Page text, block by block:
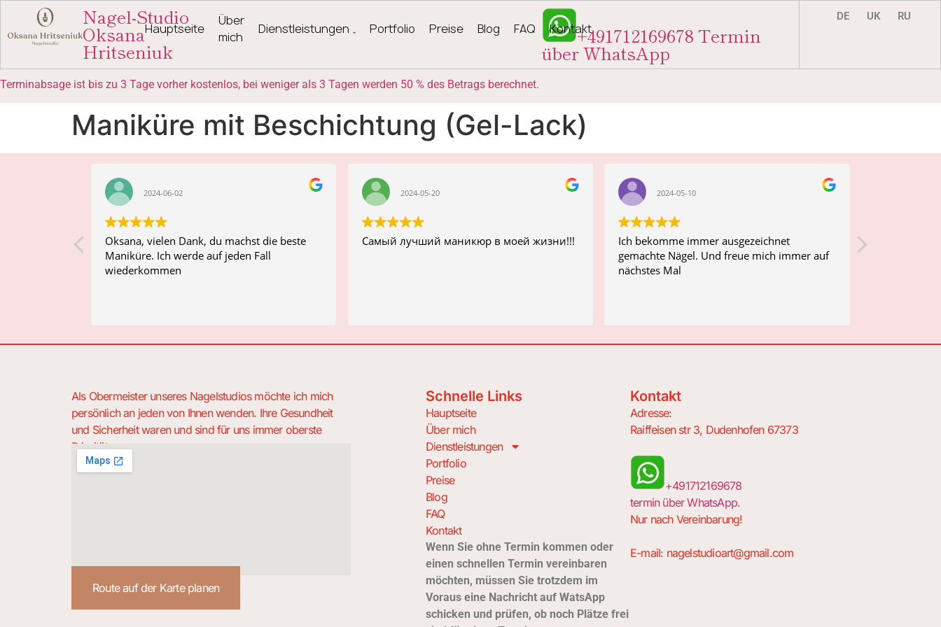
Nagel-Studio
Oksana
Hritseniuk
Hauptseite
Über
mich
Dienstleistungen Portfolio Preise Blog FAQ Kontakt+491712169678Termin
über WhatsApp
DE UK RU
Terminabsage ist bis zu 3 Tage vorher kostenlos, bei weniger als 3 Tagen werden 50 % des Betrags berechnet.
Maniküre mit Beschichtung (Gel-Lack)
2024-06-02
Oksana, vielen Dank, du machst die beste
Maniküre. Ich werde auf jeden Fall
wiederkommen
2024-05-20
Самый лучший маникюр в моей жизни!!!
2024-05-10
Ich bekomme immer ausgezeichnet
gemachte Nägel. Und freue mich immer auf
nächstes Mal
Meisterin
Als Obermeister unseres Nagelstudios möchte ich mich
persönlich an jeden von Ihnen wenden. Ihre Gesundheit
und Sicherheit waren und sind für uns immer oberste
Priorität.
Route auf der Karte planen
Schnelle Links
Hauptseite
Über mich
Dienstleistungen
Portfolio
Preise
Blog
FAQ
Kontakt
Wenn Sie ohne Termin kommen oder
einen schnellen Termin vereinbaren
möchten, müssen Sie trotzdem im
Voraus eine Nachricht auf WatsApp
schicken und prüfen, ob noch Plätze frei
Kontakt
Adresse:
Raiffeisen str 3, Dudenhofen 67373
+491712169678
termin über WhatsApp.
Nur nach Vereinbarung!
E-mail: nagelstudioart@gmail.com